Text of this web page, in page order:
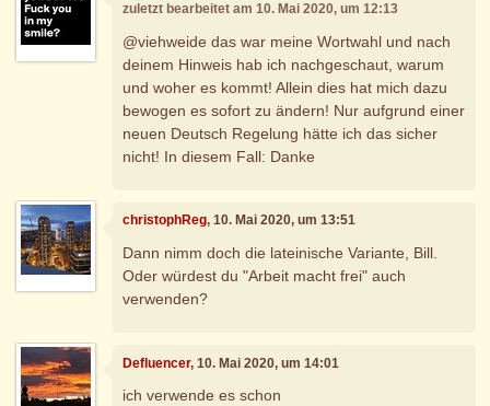
zuletzt bearbeitet am 10. Mai 2020, um 12:13
@viehweide das war meine Wortwahl und nach
deinem Hinweis hab ich nachgeschaut, warum
und woher es kommt! Allein dies hat mich dazu
bewogen es sofort zu ändern! Nur aufgrund einer
neuen Deutsch Regelung hätte ich das sicher
nicht! In diesem Fall: Danke
christophReg, 10. Mai 2020, um 13:51
Dann nimm doch die lateinische Variante, Bill.
Oder würdest du "Arbeit macht frei" auch
verwenden?
Defluencer, 10. Mai 2020, um 14:01
ich verwende es schon